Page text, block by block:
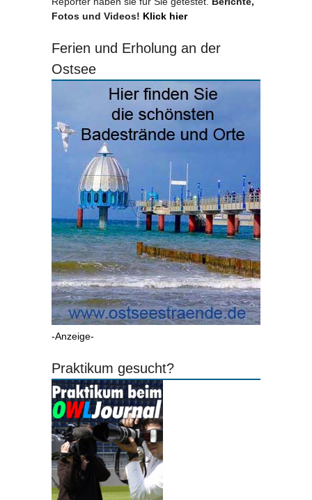
Fotos und Videos! Klick hier
Ferien und Erholung an der
Ostsee
-Anzeige-
Praktikum gesucht?